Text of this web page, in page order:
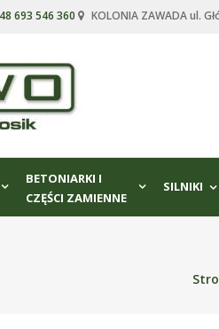
693 546 360 KOLONIA ZAWADA ul.
BETONIARKI I
CZĘŚCI ZAMIENNE
SILNIKI